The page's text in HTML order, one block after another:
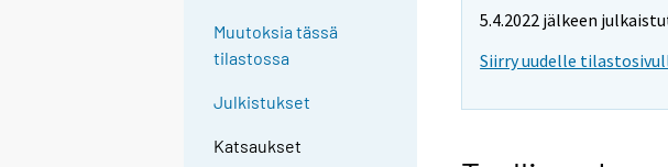
Muutoksia tässä
tilastossa
Julkistukset
Katsaukset
5.4.2022 jälkeen
Siirry uudelle